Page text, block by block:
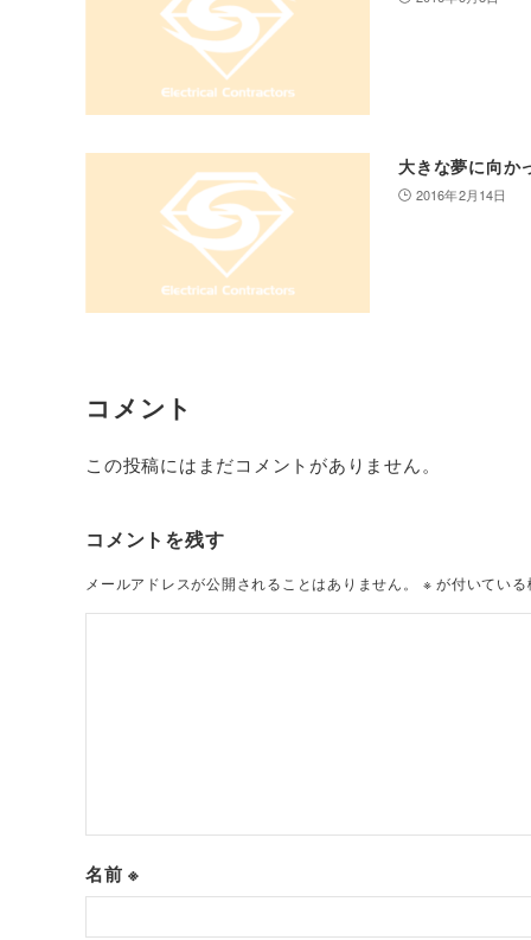
大きな夢に向か
2016年2月14日
コメント
この投稿にはまだコメントがありません。
コメントを残す
メールアドレスが公開されることはありません。 ※ が付いてい
名前※